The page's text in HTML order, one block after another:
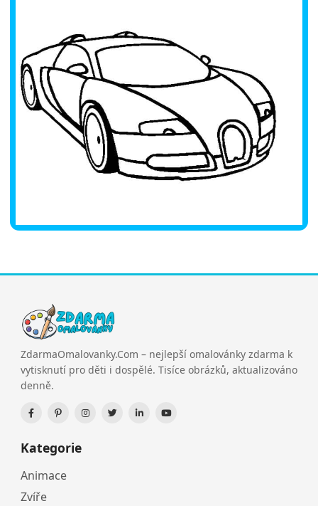
ZdarmaOmalovanky.Com – nejlepší omalovánky zdarma k
vytisknutí pro děti i dospělé. Tisíce obrázků, aktualizováno
denně.
Kategorie
Animace
Zvíře